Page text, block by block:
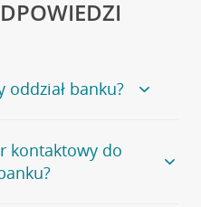
oddział banku?
banku, zapraszamy na
której znajduje się
kontaktowy do